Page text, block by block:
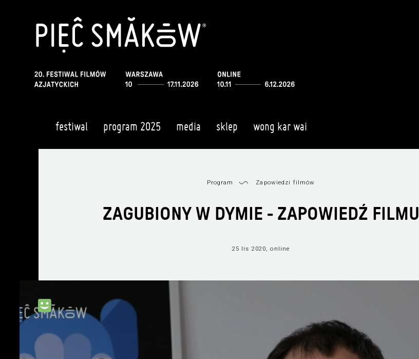
festiwal program 2025 media sklep wong kar wai
Program Zapowiedzi filmów
ZAGUBIONY W DYMIE - ZAPOWIEDŹ FILMU
25 lis 2020, online